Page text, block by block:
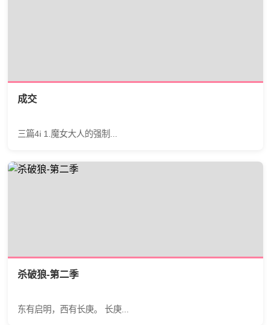
成交
三篇4i 1.魔女大人的强制...
杀破狼-第二季
东有启明，西有长庚。 长庚...